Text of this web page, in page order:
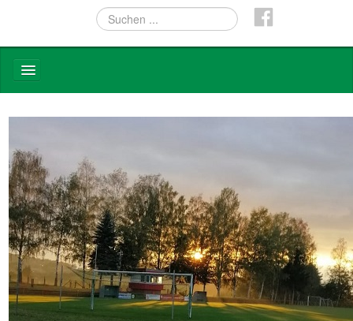
NEWS
VEREIN
SPONSOREN
HATTRICK
FOTOGALERIE
KONTAKT